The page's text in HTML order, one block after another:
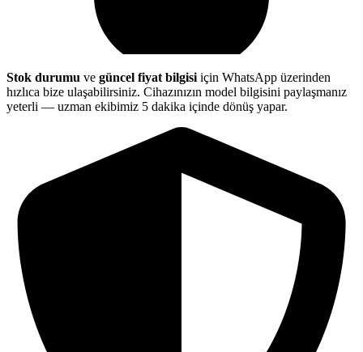
Stok durumu ve güncel fiyat bilgisi için WhatsApp üzerinden
hızlıca bize ulaşabilirsiniz. Cihazınızın model bilgisini paylaşmanız
yeterli — uzman ekibimiz 5 dakika içinde dönüş yapar.